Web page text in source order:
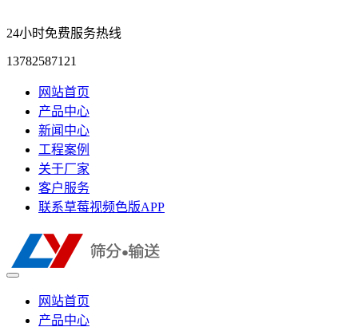
24小时免费服务热线
13782587121
网站首页
产品中心
新闻中心
工程案例
关于厂家
客户服务
联系草莓视频色版APP
网站首页
产品中心